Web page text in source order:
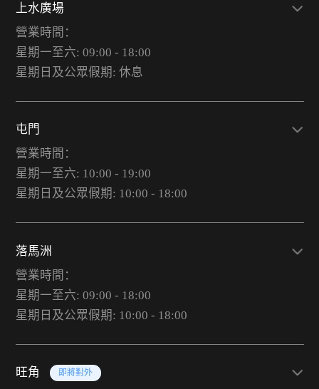
上水廣場
營業時間：
星期一至六: 09:00 - 18:00
星期日及公眾假期: 休息
屯門
營業時間：
星期一至六: 10:00 - 19:00
星期日及公眾假期: 10:00 - 18:00
落馬洲
營業時間：
星期一至六: 09:00 - 18:00
星期日及公眾假期: 10:00 - 18:00
旺角 即將對外